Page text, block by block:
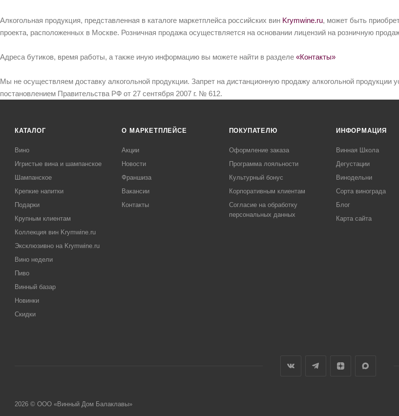
Алкогольная продукция, представленная в каталоге маркетплейса российских вин Krymwine.ru, может быть
проекта, расположенных в Москве. Розничная продажа осуществляется на основании лицензий на розничную
Адреса бутиков, время работы, а также иную информацию вы можете найти в разделе «Контакты»
Мы не осуществляем доставку алкогольной продукции. Запрет на дистанционную продажу алкогольной
постановлением Правительства РФ от 27 сентября 2007 г. № 612.
КАТАЛОГ
Вино
Игристые вина и шампанское
Шампанское
Крепкие напитки
Подарки
Крупным клиентам
Коллекция вин Krymwine.ru
Эксклюзивно на Krymwine.ru
Вино недели
Пиво
Винный базар
Новинки
Скидки
О МАРКЕТПЛЕЙСЕ
Акции
Новости
Франшиза
Вакансии
Контакты
ПОКУПАТЕЛЮ
Оформление заказа
Программа лояльности
Культурный бонус
Корпоративным клиентам
Согласие на обработку
персональных данных
ИНФОРМАЦИЯ
Винная Школа
Дегустации
Винодельни
Сорта винограда
Блог
Карта сайта
2026 © ООО «Винный Дом Балаклавы»